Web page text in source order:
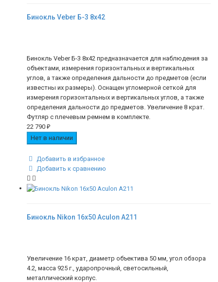
Бинокль Veber Б-3 8x42
Бинокль Veber Б-3 8x42 предназначается для наблюдения за
объектами, измерения горизонтальных и вертикальных
углов, а также определения дальности до предметов (если
известны их размеры). Оснащен угломерной сеткой для
измерения горизонтальных и вертикальных углов, а также
определения дальности до предметов. Увеличение 8 крат.
Футляр с плечевым ремнем в комплекте.
22 790 ₽
Нет в наличии
Добавить в избранное
Добавить к сравнению
Бинокль Nikon 16x50 Aculon A211
Увеличение 16 крат, диаметр объектива 50 мм, угол обзора
4.2, масса 925 г., ударопрочный, светосильный,
металлический корпус.